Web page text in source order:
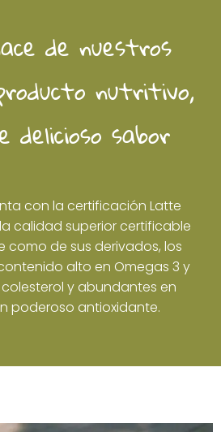
de nuestros
nutritivo,
delicioso sabor
con la certificación Latte
calidad superior certificable
como de sus derivados, los
alto en Omegas 3 y
y abundantes en
poderoso antioxidante.